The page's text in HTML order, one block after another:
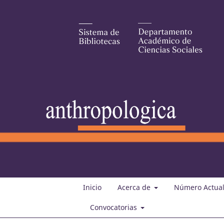
Inicio Acerca de Número Actual
Convocatorias